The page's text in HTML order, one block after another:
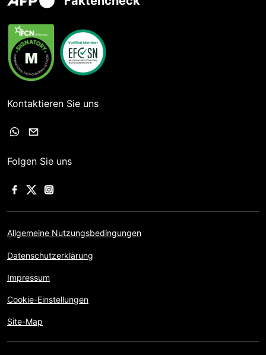
Kontaktieren Sie uns
Folgen Sie uns
Allgemeine Nutzungsbedingungen
Datenschutzerklärung
Impressum
Cookie-Einstellungen
Site-Map